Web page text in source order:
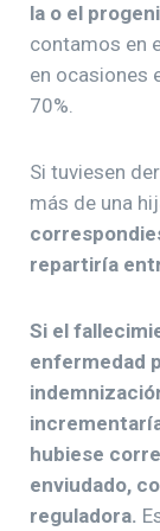
la o el
contamos en
en ocasiones
70%.
Si tuviesen
más de una
repartiría
Si el
enfermedad
hubiese
enviudado,
reguladora.